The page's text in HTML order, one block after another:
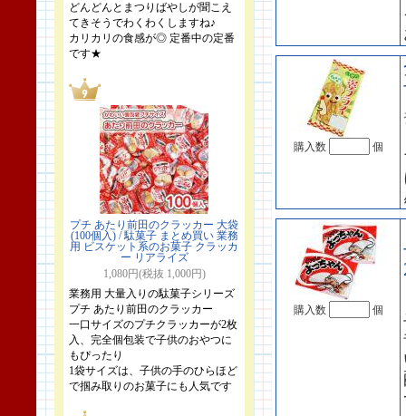
どんどんとまつりばやしが聞こえ
てきそうでわくわくしますね♪
カリカリの食感が◎ 定番中の定番
です★
プチ あたり前田のクラッカー 大袋
(100個入) / 駄菓子 まとめ買い 業務
用 ビスケット系のお菓子 クラッカ
ー リアライズ
1,080円(税抜 1,000円)
業務用 大量入りの駄菓子シリーズ
プチ あたり前田のクラッカー
一口サイズのプチクラッカーが2枚
入、完全個包装で子供のおやつに
もぴったり
1袋サイズは、子供の手のひらほど
で掴み取りのお菓子にも人気です
購入数 個
購入数 個